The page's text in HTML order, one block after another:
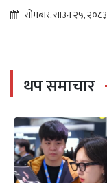
सोमबार, साउन २५, २०८३
थप समाचार